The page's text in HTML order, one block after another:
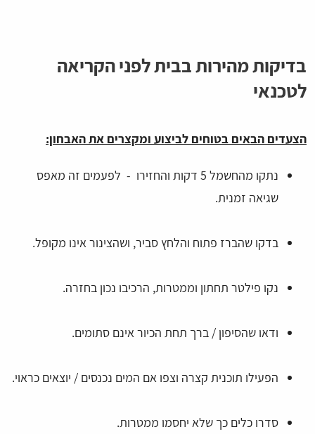
בדיקות מהירות בבית לפני הקריאה
לטכנאי
הצעדים הבאים בטוחים לביצוע ומקצרים את האבחון:
נתקו מהחשמל 5 דקות והחזירו - לפעמים זה מאפס
שגיאה זמנית.
בדקו שהברז פתוח והלחץ סביר, ושהצינור אינו מקופל.
נקו פילטר תחתון וממטרות, הרכיבו נכון בחזרה.
ודאו שהסיפון / ברך תחת הכיור אינם סתומים.
הפעילו תוכנית קצרה וצפו אם המים נכנסים / יוצאים כראוי.
סדרו כלים כך שלא יחסמו ממטרות.